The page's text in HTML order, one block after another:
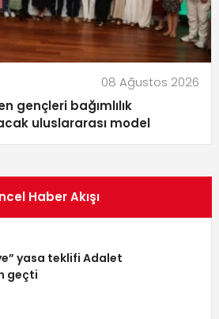
08 Ağustos 2026
gençleri bağımlılık
uluslararası model
Haber Akışı
yasa teklifi Adalet
geçti